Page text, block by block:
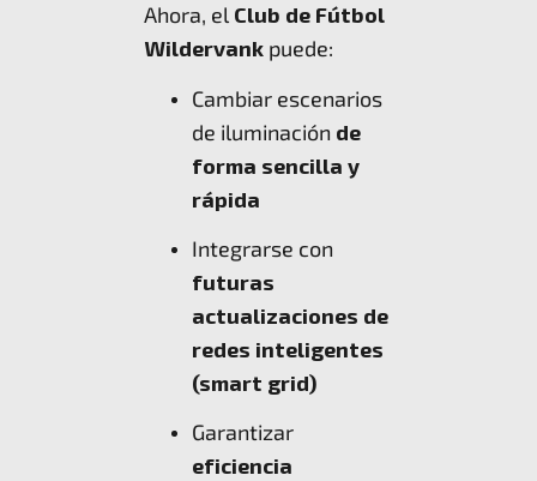
Ahora, el Club de Fútbol
Wildervank puede:
Cambiar escenarios
de iluminación de
forma sencilla y
rápida
Integrarse con
futuras
actualizaciones de
redes inteligentes
(smart grid)
Garantizar
eficiencia